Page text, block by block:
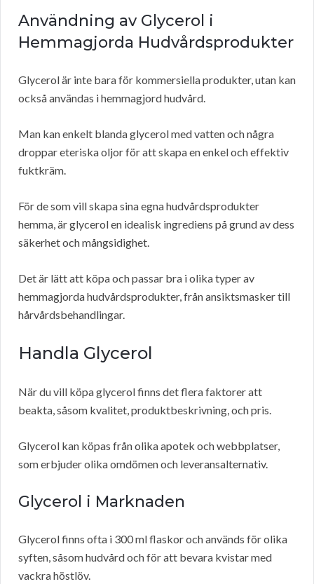
Användning av Glycerol i
Hemmagjorda Hudvårdsprodukter
Glycerol är inte bara för kommersiella produkter, utan kan
också användas i hemmagjord hudvård.
Man kan enkelt blanda glycerol med vatten och några
droppar eteriska oljor för att skapa en enkel och effektiv
fuktkräm.
För de som vill skapa sina egna hudvårdsprodukter
hemma, är glycerol en idealisk ingrediens på grund av dess
säkerhet och mångsidighet.
Det är lätt att köpa och passar bra i olika typer av
hemmagjorda hudvårdsprodukter, från ansiktsmasker till
hårvårdsbehandlingar.
Handla Glycerol
När du vill köpa glycerol finns det flera faktorer att
beakta, såsom kvalitet, produktbeskrivning, och pris.
Glycerol kan köpas från olika apotek och webbplatser,
som erbjuder olika omdömen och leveransalternativ.
Glycerol i Marknaden
Glycerol finns ofta i 300 ml flaskor och används för olika
syften, såsom hudvård och för att bevara kvistar med
vackra höstlöv.